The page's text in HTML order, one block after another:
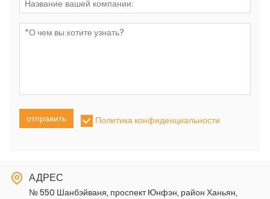
отправить Политика конфиденциальности
АДРЕС
№ 550 Шанбэйваня, проспект Юнфэн, район Ханьян,